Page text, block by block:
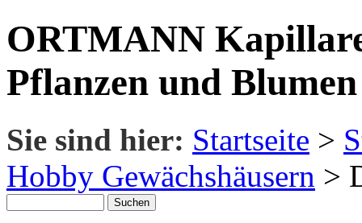
ORTMANN
Pflanzen und Blumen
Sie sind hier: Startseite >
Hobby Gewächshäusern >